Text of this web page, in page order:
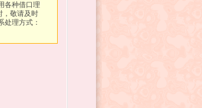
各种借口理
，敬请及时
处理方式：